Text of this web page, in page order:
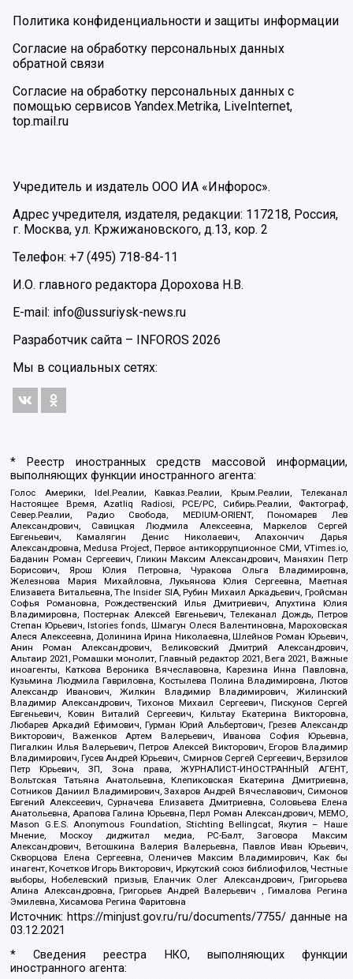
Политика конфиденциальности и защиты информации
Согласие на обработку персональных данных
обратной связи
Согласие на обработку персональных данных с
помощью сервисов Yandex.Metrika, LiveInternet,
top.mail.ru
Учредитель и издатель ООО ИА «Инфорос».
Адрес учредителя, издателя, редакции: 117218, Россия,
г. Москва, ул. Кржижановского, д.13, кор. 2
Телефон: +7 (495) 718-84-11
И.О. главного редактора Дорохова Н.В.
E-mail: info@ussuriysk-news.ru
Разработчик сайта –
INFOROS 2026
Мы в социальных сетях:
* Реестр иностранных средств массовой информации,
выполняющих функции иностранного агента:
Голос Америки, Idel.Реалии, Кавказ.Реалии, Крым.Реалии, Телеканал
Настоящее Время, Azatliq Radiosi, PCE/PC, Сибирь.Реалии, Фактограф,
Север.Реалии, Радио Свобода, MEDIUM-ORIENT, Пономарев Лев
Александрович, Савицкая Людмила Алексеевна, Маркелов Сергей
Евгеньевич, Камалягин Денис Николаевич, Апахончич Дарья
Александровна, Medusa Project, Первое антикоррупционное СМИ, VTimes.io,
Баданин Роман Сергеевич, Гликин Максим Александрович, Маняхин Петр
Борисович, Ярош Юлия Петровна, Чуракова Ольга Владимировна,
Железнова Мария Михайловна, Лукьянова Юлия Сергеевна, Маетная
Елизавета Витальевна, The Insider SIA, Рубин Михаил Аркадьевич, Гройсман
Софья Романовна, Рождественский Илья Дмитриевич, Апухтина Юлия
Владимировна, Постернак Алексей Евгеньевич, Телеканал Дождь, Петров
Степан Юрьевич, Istories fonds, Шмагун Олеся Валентиновна, Мароховская
Алеся Алексеевна, Долинина Ирина Николаевна, Шлейнов Роман Юрьевич,
Анин Роман Александрович, Великовский Дмитрий Александрович,
Альтаир 2021, Ромашки монолит, Главный редактор 2021, Вега 2021, Важные
иноагенты, Каткова Вероника Вячеславовна, Карезина Инна Павловна,
Кузьмина Людмила Гавриловна, Костылева Полина Владимировна, Лютов
Александр Иванович, Жилкин Владимир Владимирович, Жилинский
Владимир Александрович, Тихонов Михаил Сергеевич, Пискунов Сергей
Евгеньевич, Ковин Виталий Сергеевич, Кильтау Екатерина Викторовна,
Любарев Аркадий Ефимович, Гурман Юрий Альбертович, Грезев Александр
Викторович, Важенков Артем Валерьевич, Иванова София Юрьевна,
Пигалкин Илья Валерьевич, Петров Алексей Викторович, Егоров Владимир
Владимирович, Гусев Андрей Юрьевич, Смирнов Сергей Сергеевич, Верзилов
Петр Юрьевич, ЗП, Зона права, ЖУРНАЛИСТ-ИНОСТРАННЫЙ АГЕНТ,
Вольтская Татьяна Анатольевна, Клепиковская Екатерина Дмитриевна,
Сотников Даниил Владимирович, Захаров Андрей Вячеславович, Симонов
Евгений Алексеевич, Сурначева Елизавета Дмитриевна, Соловьева Елена
Анатольевна, Арапова Галина Юрьевна, Перл Роман Александрович, МЕМО,
Mason G.E.S. Anonymous Foundation, Stichting Bellingcat, Якутия – Наше
Мнение, Москоу диджитал медиа, РС-Балт, Заговора Максим
Александрович, Ветошкина Валерия Валерьевна, Павлов Иван Юрьевич,
Скворцова Елена Сергеевна, Оленичев Максим Владимирович, Как бы
инагент, Кочетков Игорь Викторович, Иркутский союз библиофилов, Честные
выборы, Нобелевский призыв, Еланчик Олег Александрович, Григорьева
Алина Александровна, Григорьев Андрей Валерьевич , Гималова Регина
Эмилевна, Хисамова Регина Фаритовна
Источник: https://minjust.gov.ru/ru/documents/7755/ данные на
03.12.2021
* Сведения реестра НКО, выполняющих функции
иностранного агента: